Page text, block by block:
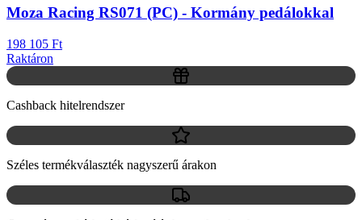
Moza Racing RS071 (PC) - Kormány pedálokkal
198 105 Ft
Raktáron
Cashback hitelrendszer
Széles termékválaszték nagyszerű árakon